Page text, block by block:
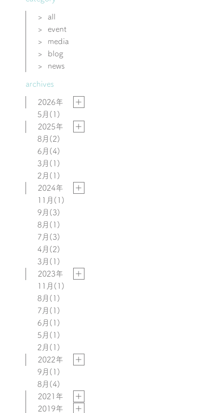
>
all
>
event
>
media
>
blog
>
news
archives
2026年
5月 (1)
2025年
8月 (2)
6月 (4)
3月 (1)
2月 (1)
2024年
11月 (1)
9月 (3)
8月 (1)
7月 (3)
4月 (2)
3月 (1)
2023年
11月 (1)
8月 (1)
7月 (1)
6月 (1)
5月 (1)
2月 (1)
2022年
9月 (1)
8月 (4)
2021年
2019年